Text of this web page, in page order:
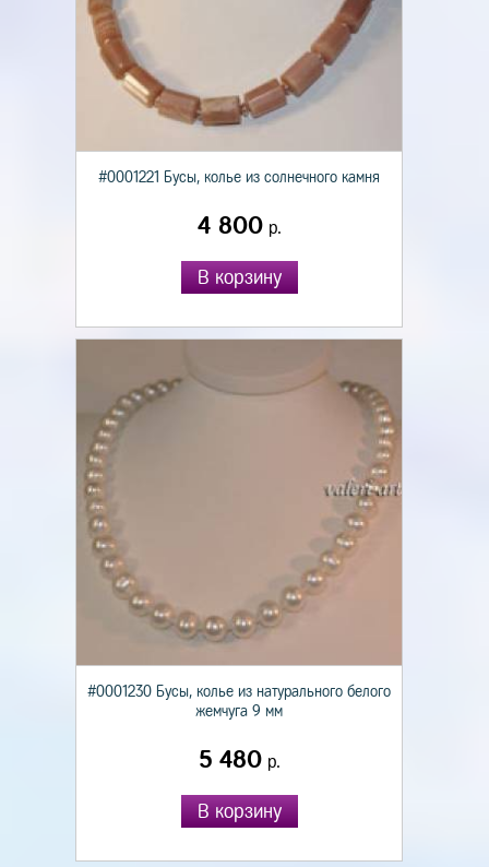
#0001221 Бусы, колье из солнечного камня
4 800р.
В корзину
#0001230 Бусы, колье из натурального белого
жемчуга 9 мм
5 480р.
В корзину